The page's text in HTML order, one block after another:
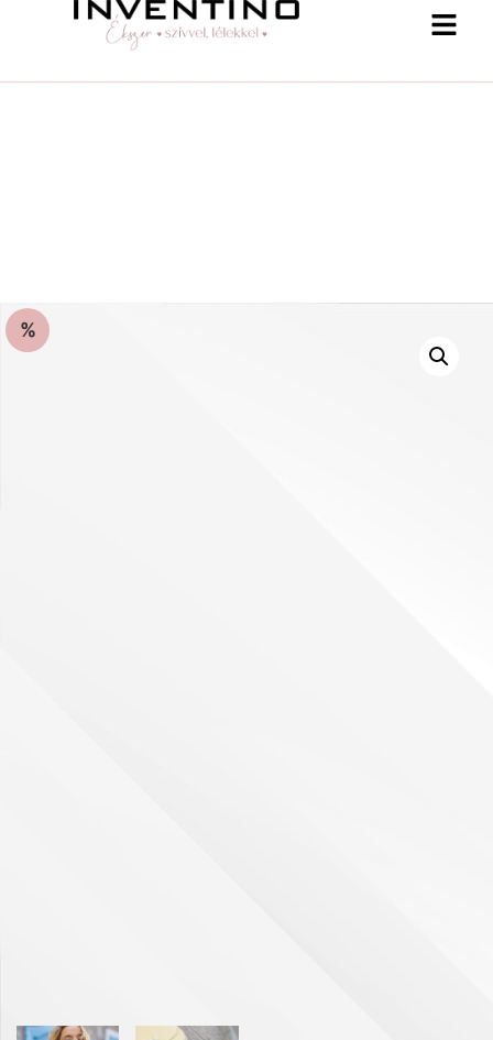
-25 % a webshopban! Kupon: summer25
%